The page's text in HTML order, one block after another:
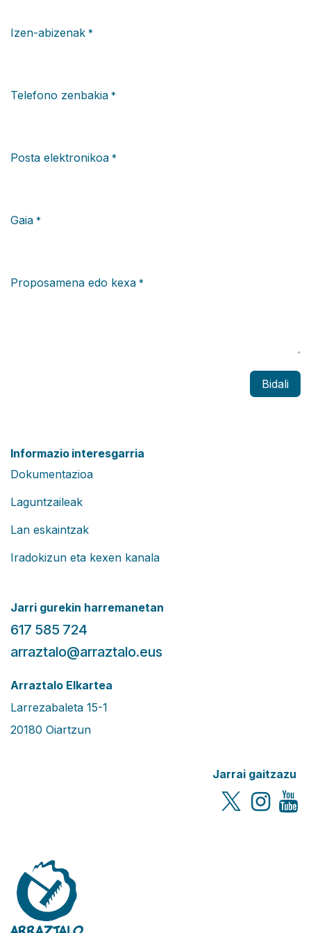
Izen-abizenak *
Telefono zenbakia *
Posta elektronikoa *
Gaia *
Proposamena edo kexa *
Bidali
Informazio interesgarria
Dokumentazioa
Laguntzaileak
Lan eskaintzak
Iradokizun eta kexen kanala
Jarri gurekin harremanetan
617 585 724
arraztalo@arraztalo.eus
Arraztalo Elkartea
Larrezabaleta 15-1
20180 Oiartzun
Jarrai gaitzazu